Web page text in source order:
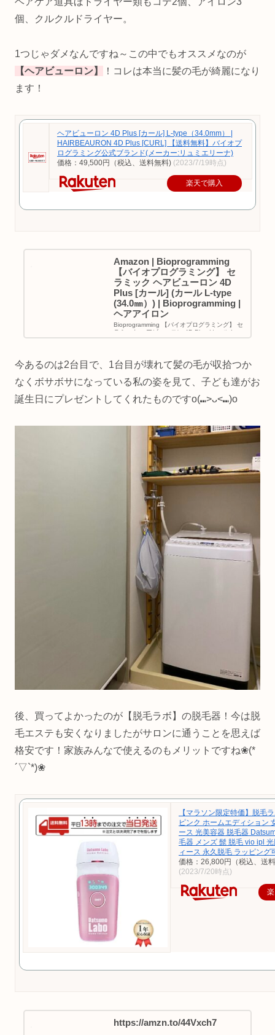
個、クルクルドライヤー。
1つじゃダメなんですね～この中でもオススメなのが
【ヘアビューロン】
！コレは本当に髪の毛が綺麗になり
ます！
ヘアビューロン 4D Plus [カール] L-type（34.0mm） |
HAIRBEAURON 4D Plus [CURL] 【送料無料】バイオプ
ログラミング公式ブランド(メーカー:リュミエリーナ)
価格：49,500円（税込、送料無料) (2023/7/19時点)
楽天で購入
Amazon | Bioprogramming
【バイオプログラミング】 セ
ラミック ヘアビューロン 4D
Plus [カール] (カール L-type
(34.0㎜）) | Bioprogramming |
ヘアアイロン
Bioprogramming 【バイオプログラミング】 セ
ラミック ヘアビューロン 4D Plus (カール L-
type (34.0㎜）)がヘアアイロンストアでいつで
今あるのは2台目で、1台目が壊れて髪の毛が収拾つか
なくボサボサになっている私の姿を見て、子ども達がお
誕生日にプレゼントしてくれたものですo(⑉>ᴗ<⑉)o
後、買ってよかったのが【脱毛ラボ】の脱毛器！今は脱
毛エステも安くなりましたがサロンに通うことを思えば
格安です！家族みんなで使えるのもメリットですね❀(*
´▽`*)❀
【マラソン限定特価】脱毛
ピンク ホームエディション
ース 光美容器 脱毛器
毛器 メンズ 髭 脱毛 vio ipl
ィース 永久脱毛 ラッピング
価格：26,800円（税込、送
(2023/7/20時点)
https://amzn.to/44Vxch7